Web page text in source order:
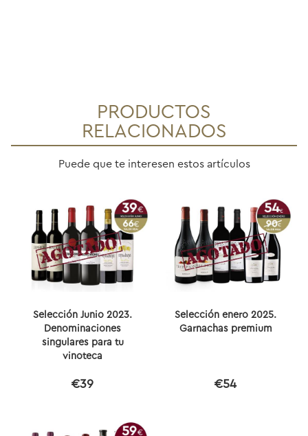
PRODUCTOS
RELACIONADOS
Puede que te interesen estos artículos
Selección Junio 2023.
Denominaciones
singulares para tu
vinoteca
€39
Selección enero 2025.
Garnachas premium
€54